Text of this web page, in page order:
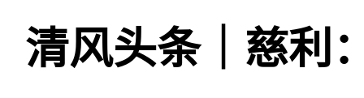
清风头条｜慈利